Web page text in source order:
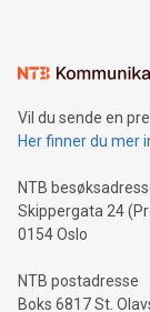
Vil du sende en
Her finner du mer
NTB
Skippergata 24
0154 Oslo
NTB postadresse
Boks 6817 St.